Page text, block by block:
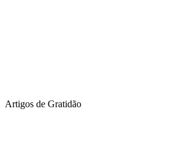
Artigos de Gratidão